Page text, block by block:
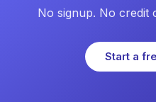
No signup. No credit
Start a